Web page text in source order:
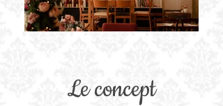
Le concept